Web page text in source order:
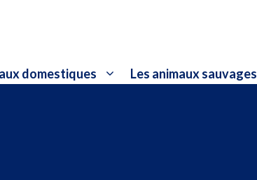
domestiques Les animaux sauvages